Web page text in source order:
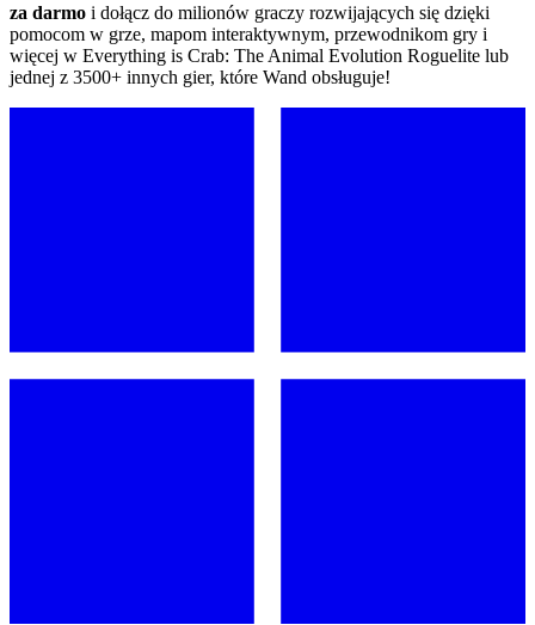
za darmo i dołącz do milionów graczy rozwijających się dzięki
pomocom w grze, mapom interaktywnym, przewodnikom gry i
więcej w Everything is Crab: The Animal Evolution Roguelite lub
jednej z 3500+ innych gier, które Wand obsługuje!